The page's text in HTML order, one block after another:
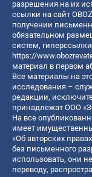
разрешения на их
ссылки на сайт
получении
обязательном
систем,
https://
материал в первом
Все материалы на
исследования –
редакции,
принадлежат ООО
На все
имеет
«Об авторских
без письменного
использовать, они
переводу,